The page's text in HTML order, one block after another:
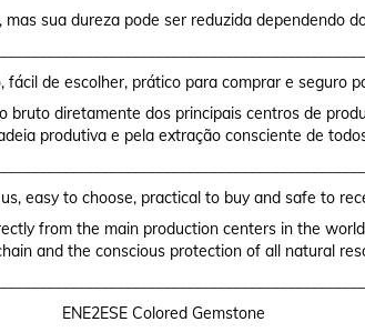
sua dureza pode ser reduzida dependendo
fácil de escolher, prático para comprar e seguro
diretamente dos principais centros de
produtiva e pela extração consciente de
easy to choose, practical to buy and safe to
from the main production centers in the
and the conscious protection of all natural
ENE2ESE Colored Gemstone